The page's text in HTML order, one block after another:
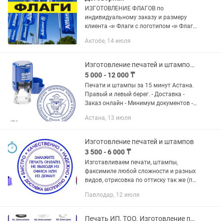
ИЗГОТОВЛЕНИЕ ФЛАГОВ по
индивидуальному заказу и размеру
клиента 📣 Флаги с логотипом 📣 Флаги
соревнований 📣 Флаги спортивных
флаги 📣...
Актобе, 14 июля
Изготовление печатей и штампов Астана
5 000 - 12 000 ₸
Печати и штампы за 15 минут Астана.
Правый и левый берег. - Доставка -
Заказ онлайн - Минимум документов -
Астана, 13 июля
Изготовление печатей и штампов
3 500 - 6 000 ₸
Изготавливаем печати, штампы,
факсимиле любой сложности и разных
видов, отрисовка по оттиску так же (по
логотипа, и так же изготавливаем
Павлодар, 12 июля
Печать ИП, ТОО. Изготовление пломбира металлической печати. Термоклеймо